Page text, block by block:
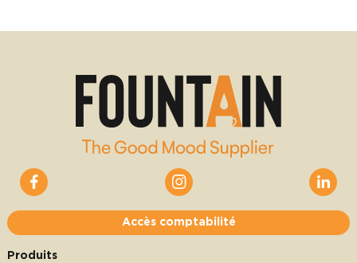
Accès comptabilité
Produits